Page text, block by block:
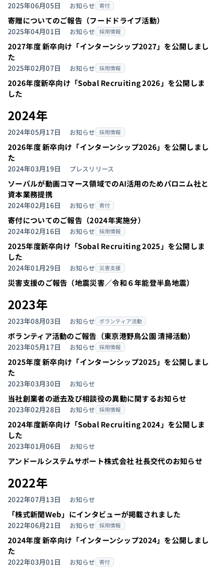
2025年06月05日 お知らせ 寄付
寄贈についてのご報告（フードドライブ活動）
2025年04月01日 お知らせ 採用情報
2027年度 新卒向け「インターンシップ2027」を公開しまし
た
2025年02月07日 お知らせ 採用情報
2026年度新卒向け「Sobal Recruiting 2026」を公開しま
した
2024年
2024年05月17日 お知らせ 採用情報
2026年度 新卒向け「インターンシップ2026」を公開しまし
た
2024年03月19日 プレスリリース
ソーバルが動画コマース領域でのAI活用のためパロニム社と
資本業務提携
2024年02月16日 お知らせ 寄付
寄付についてのご報告（2024年実施分）
2024年02月16日 お知らせ 採用情報
2025年度新卒向け「Sobal Recruiting 2025」を公開しま
した
2024年01月29日 お知らせ 災害支援
災害支援のご報告（地震災害／令和６年能登半島地震）
2023年
2023年08月03日 お知らせ ボランティア活動
ボランティア活動のご報告（東京港野鳥公園 清掃活動）
2023年05月17日 お知らせ 採用情報
2025年度 新卒向け「インターンシップ2025」を公開しまし
た
2023年03月30日 お知らせ
当社創業者の逝去及び相談役の異動に関するお知らせ
2023年02月28日 お知らせ 採用情報
2024年度新卒向け「Sobal Recruiting 2024」を公開しま
した
2023年01月06日 お知らせ
アンドールシステムサポート株式会社 社長交代のお知らせ
2022年
2022年07月13日 お知らせ
「株式新聞Web」にインタビューが掲載されました
2022年06月21日 お知らせ 採用情報
2024年度 新卒向け「インターンシップ2024」を公開しまし
た
2022年03月01日 お知らせ 寄付